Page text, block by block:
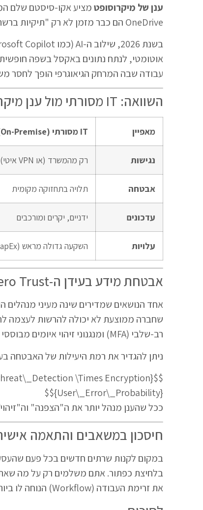
ענן של מיקרוסופט
OneDrive הם כבר מזמן לא רק "תיקיות ברשת".
בשנת 2026, שילוב ה-AI (כמו Microsoft Copilot) בתוך
אוטומטי, לנתח נתונים באקסל בשפה חופשית
עבודה שבה המרחק הגיאוגרפי הופך לחסר
השוואה: IT מסורתי מול ענן מיקרוסופט
מאפיין IT מסורתי (On-Premise)
נגישות רק מהמשרד (או VPN איטי)
אבטחה תלויה בתחזוקה מקומית
עדכונים ידניים, יקרים ומורכבים
עלויות השקעה גדולה מראש (CapEx)
אבטחת מידע בעידן ה-Zero Trust
אחד הנושאים שמדירים שינה מעיני מנהלים
שחברה ממוצעת לא יכולה להרשות לעצמה
רב-שלבי (MFA) ומנגנוני זיהוי איומים מבוססי למידת מכונה.
ניתן להגדיר את רמת היעילות של האבטחה
\times Encryption}
{User\_Error\_Probability}$$
ככל שהענן מנהל יותר את ה"הצפנה"
חיסכון במשאבים והתאמה
במקום לקנות שרתים חדשים בכל פעם
בלחיצת כפתור. אתם משלמים רק על מה
את זרימת העבודה (Workflow) הנוחה לו ביותר, מה שמגדיל את תחושת השליטה והנוחות.